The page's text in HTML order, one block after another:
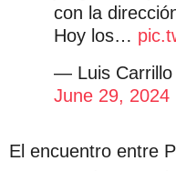
con la
Hoy los…
— Luis Carrillo
June 29, 2024
El encuentro entre